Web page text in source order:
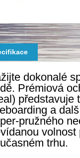
dokonalé
Prémiová
představuje
a
pružného
trhu.